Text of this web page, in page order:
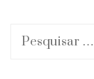
Pesquisar